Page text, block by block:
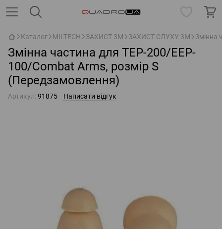
Каталог MILTECH ЗАХИСТ 3M ЗАХИСТ СЛУХУ 3M Змінна
Змінна частина для TEP-200/EEP-
100/Combat Arms, розмір S
(Передзамовлення)
Артикул: 91875 Написати відгук